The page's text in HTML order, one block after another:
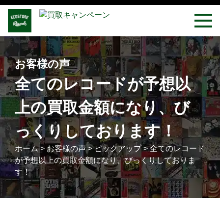
お客様の声
全てのレコードが予想以
上の買取金額になり、び
っくりしております！
ホーム> お客様の声>ピックアップ>全てのレコード
が予想以上の買取金額になり、びっくりしておりま
す！